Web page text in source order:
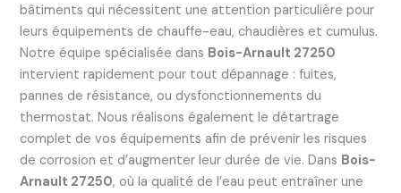
bâtiments qui nécessitent une attention particulière pour
leurs équipements de chauffe-eau, chaudières et cumulus.
Notre équipe spécialisée dans Bois-Arnault 27250
intervient rapidement pour tout dépannage : fuites,
pannes de résistance, ou dysfonctionnements du
thermostat. Nous réalisons également le détartrage
complet de vos équipements afin de prévenir les risques
de corrosion et d’augmenter leur durée de vie. Dans Bois-
Arnault 27250, où la qualité de l’eau peut entraîner une